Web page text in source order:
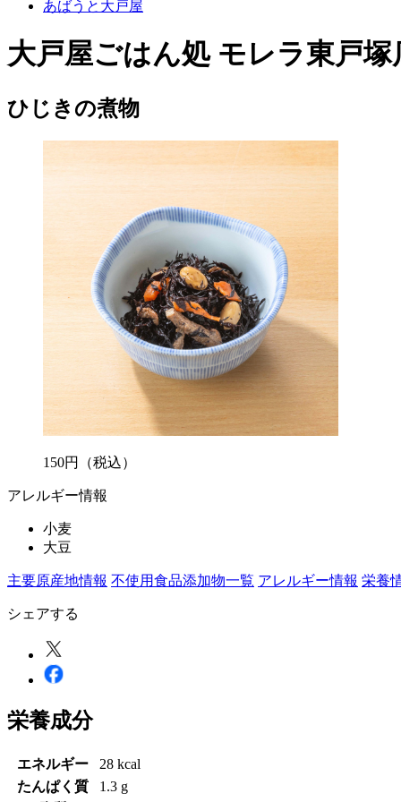
あばうと大戸屋
大戸屋ごはん処 モレラ東戸塚
ひじきの煮物
150円 （税込）
アレルギー情報
小麦
大豆
主要原産地情報 不使用食品添加物一覧 アレルギー情報 栄養
シェアする
栄養成分
エネルギー
28 kcal
たんぱく質
1.3 g